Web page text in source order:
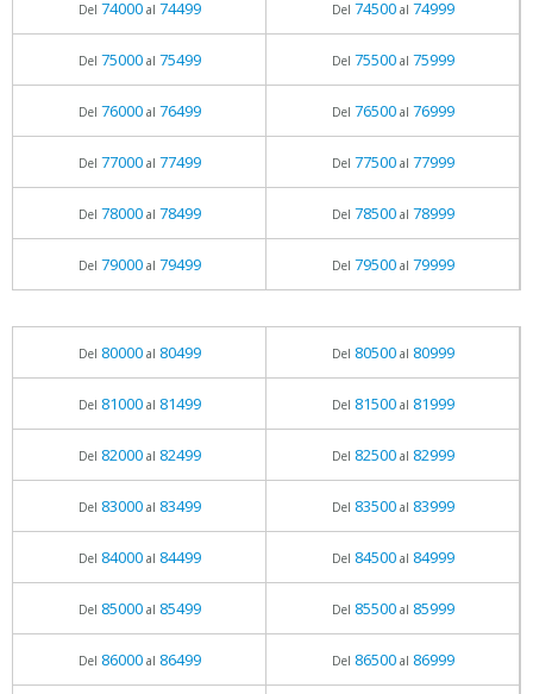
Del 74000al 74499 Del 74500al 74999
Del 75000al 75499 Del 75500al 75999
Del 76000al 76499 Del 76500al 76999
Del 77000al 77499 Del 77500al 77999
Del 78000al 78499 Del 78500al 78999
Del 79000al 79499 Del 79500al 79999
Del 80000al 80499 Del 80500al 80999
Del 81000al 81499 Del 81500al 81999
Del 82000al 82499 Del 82500al 82999
Del 83000al 83499 Del 83500al 83999
Del 84000al 84499 Del 84500al 84999
Del 85000al 85499 Del 85500al 85999
Del 86000al 86499 Del 86500al 86999